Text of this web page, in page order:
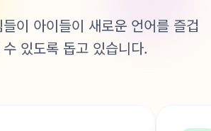
이 아이들이 새로운 언어를 즐겁
있도록 돕고 있습니다.